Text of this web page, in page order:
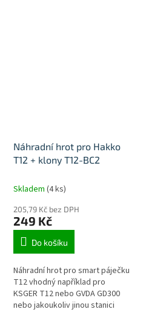
Náhradní hrot pro Hakko
T12 + klony T12-BC2
Skladem (4 ks)
205,79 Kč bez DPH
249 Kč
Do košíku
Náhradní hrot pro smart páječku
T12 vhodný například pro
KSGER T12 nebo GVDA GD300
nebo jakoukoliv jinou stanici